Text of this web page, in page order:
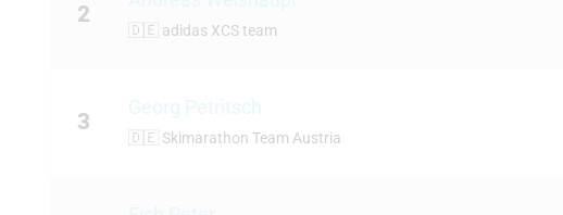
2
🇩🇪 adidas XCS team
3
Georg Petritsch
🇩🇪 Skimarathon Team Austria